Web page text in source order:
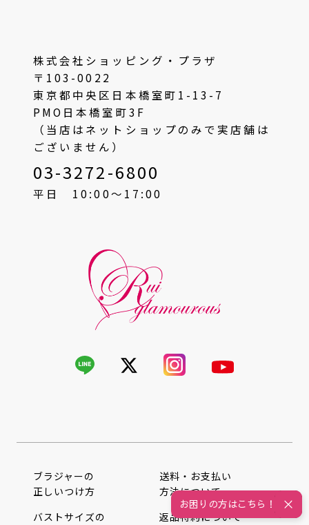
株式会社ショッピング・プラザ
〒103-0022
東京都中央区日本橋室町1-13-7
PMO日本橋室町3F
（当店はネットショップのみで実店舗は
ございません）
03-3272-6800
平日 10:00〜17:00
ブラジャーの
正しいつけ方
バストサイズの
送料・お支払い
方法について
返品特約について
お困りの方はこちら！